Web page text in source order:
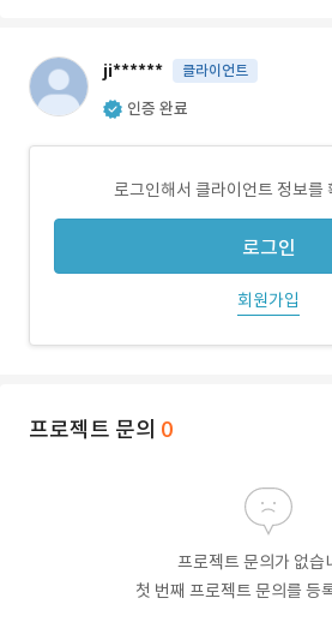
ji****** 클라이언트
인증 완료
로그인해서 클라이언트 정보를
로그인
회원가입
프로젝트 문의 0
프로젝트 문의가 없습
첫 번째 프로젝트 문의를 등